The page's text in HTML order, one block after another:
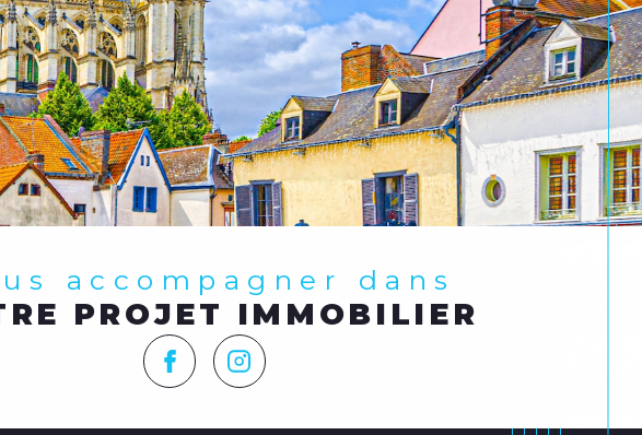
accompagner dans
PROJET IMMOBILIER